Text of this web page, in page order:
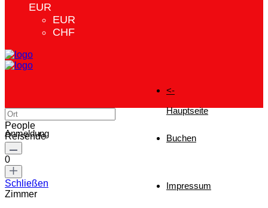
EUR
EUR
CHF
<-
Hauptseite
Buchen
Impressum
Anmeldung
People
Reisende
0
Schließen
Zimmer